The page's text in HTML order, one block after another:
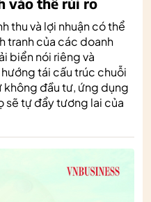
thu và lợi nhuận có thể
tranh của các doanh
biển nói riêng và
tái cấu trúc chuỗi
không đầu tư, ứng dụng
sẽ tự đẩy tương lai của